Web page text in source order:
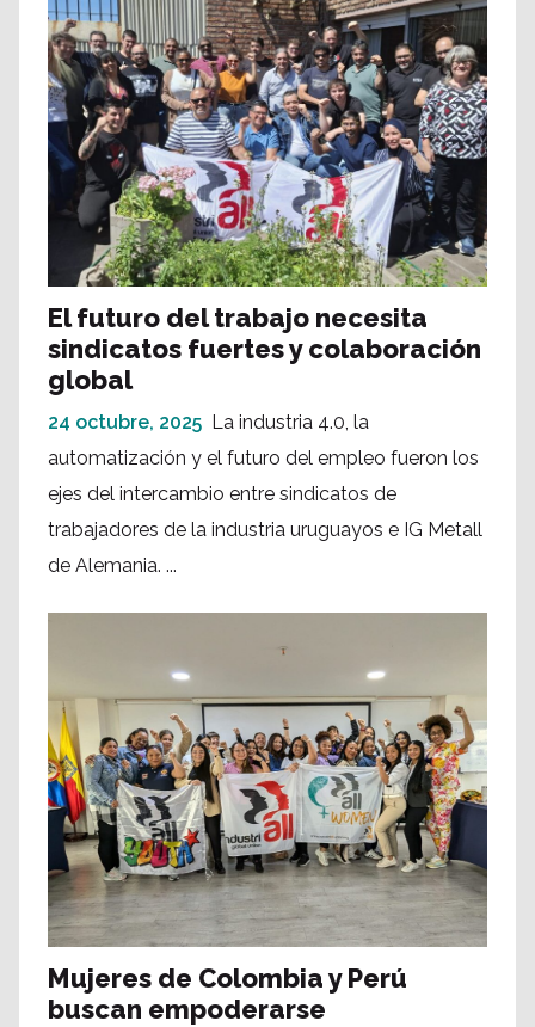
El futuro del trabajo necesita
sindicatos fuertes y colaboración
global
24 octubre, 2025 La industria 4.0, la
automatización y el futuro del empleo fueron los
ejes del intercambio entre sindicatos de
trabajadores de la industria uruguayos e IG Metall
de Alemania. ...
Mujeres de Colombia y Perú
buscan empoderarse